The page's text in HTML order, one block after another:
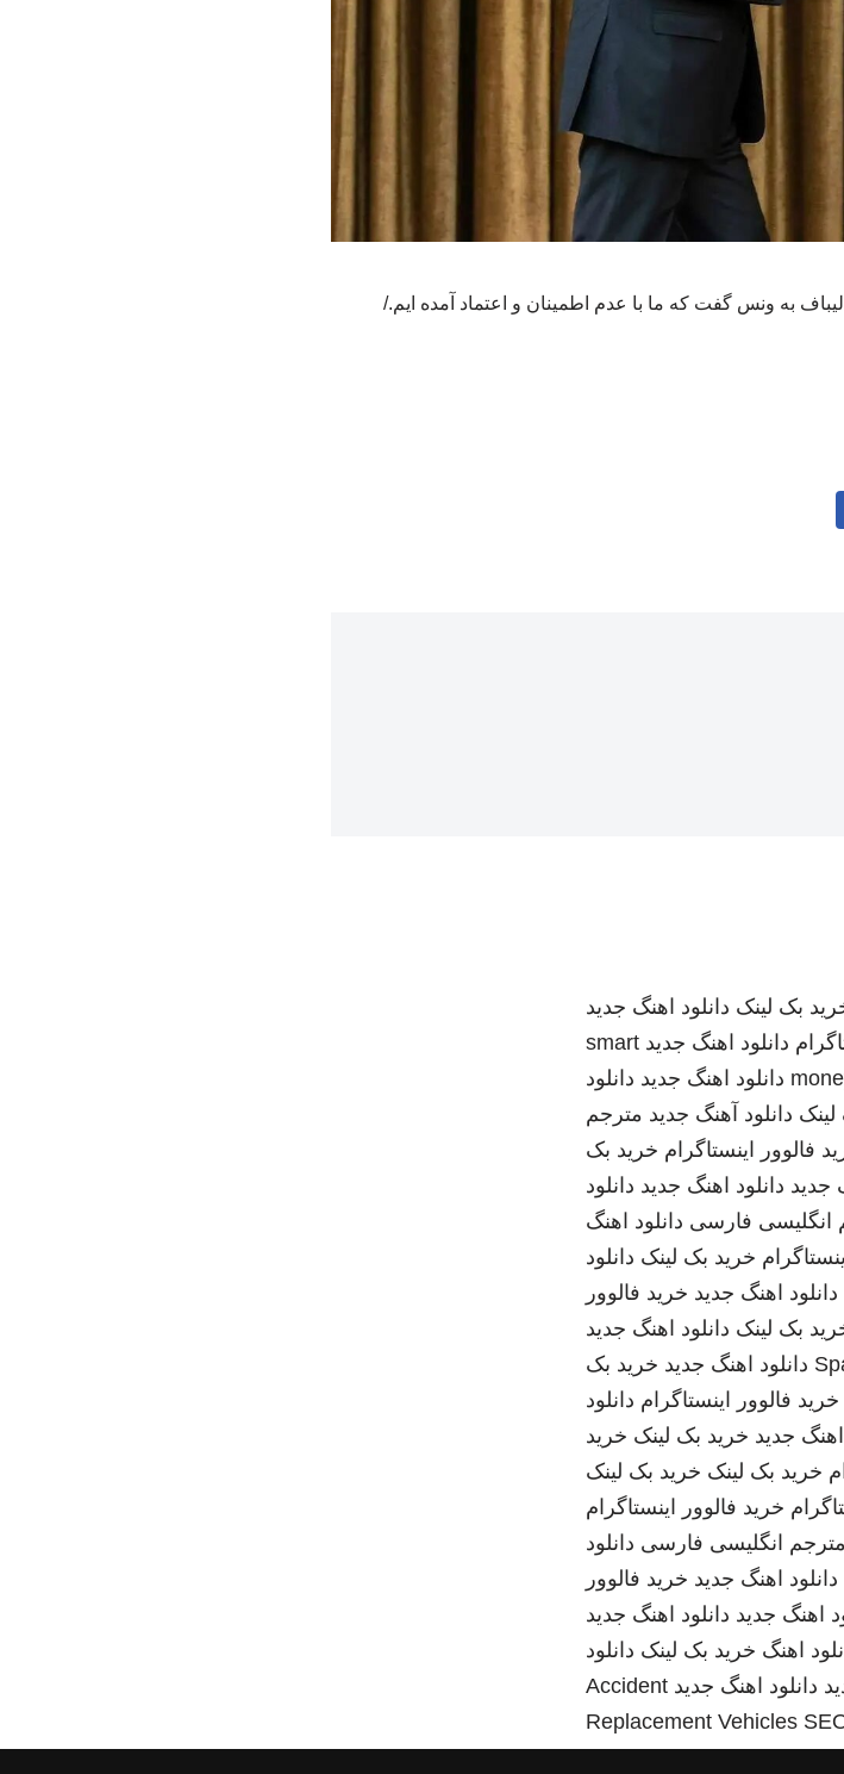
به ونس گفت که ما با عدم اطمینان و اعتماد آمده ایم./
بک لینک دانلود اهنگ جدید
دانلود اهنگ جدید smart
دانلود اهنگ جدید دانلود
دانلود آهنگ جدید مترجم
فالوور اینستاگرام خرید بک
جدید دانلود اهنگ جدید دانلود
انگلیسی فارسی دانلود اهنگ
خرید بک لینک دانلود
دانلود اهنگ جدید خرید فالوور
بک لینک دانلود اهنگ جدید
دانلود اهنگ جدید خرید بک
خرید فالوور اینستاگرام دانلود
اهنگ جدید خرید بک لینک خرید
خرید بک لینک خرید بک لینک
خرید فالوور اینستاگرام
مترجم انگلیسی فارسی دانلود
دانلود اهنگ جدید خرید فالوور
اهنگ جدید دانلود اهنگ جدید
اهنگ خرید بک لینک دانلود
دانلود اهنگ جدید Accident
Replacement Vehicles